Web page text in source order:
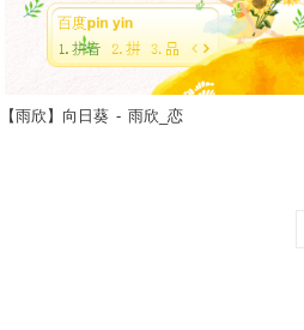
立即换肤
【雨欣】向日葵 - 雨欣_恋